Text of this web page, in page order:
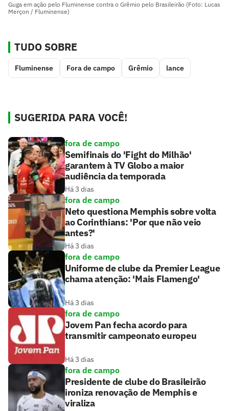
Guga em ação pelo Fluminense contra o Grêmio pelo Brasileirão (Foto: Lucas
Merçon / Fluminense)
TUDO SOBRE
Fluminense Fora de campo Grêmio lance
SUGERIDA PARA VOCÊ!
fora de campo
Semifinais do 'Fight do Milhão'
garantem à TV Globo a maior
audiência da temporada
Há 3 dias
fora de campo
Neto questiona Memphis sobre volta
ao Corinthians: 'Por que não veio
antes?'
Há 3 dias
fora de campo
Uniforme de clube da Premier League
chama atenção: 'Mais Flamengo'
Há 3 dias
fora de campo
Jovem Pan fecha acordo para
transmitir campeonato europeu
Há 3 dias
fora de campo
Presidente de clube do Brasileirão
ironiza renovação de Memphis e
viraliza